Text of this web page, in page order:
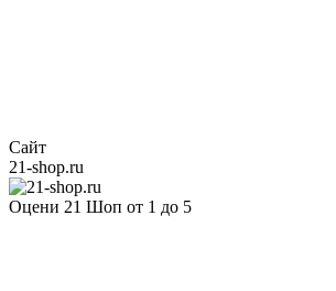
Сайт
21-shop.ru
Оцени 21 Шоп от 1 до 5